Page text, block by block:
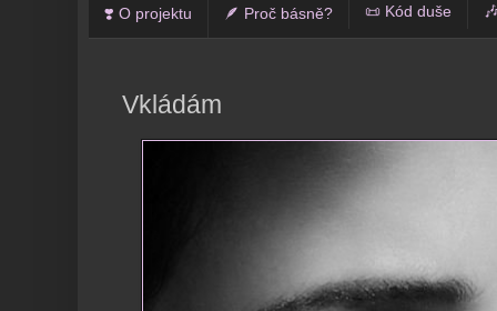
❣️ O projektu 🪶 Proč básně? 📜 Kód duše
Vkládám